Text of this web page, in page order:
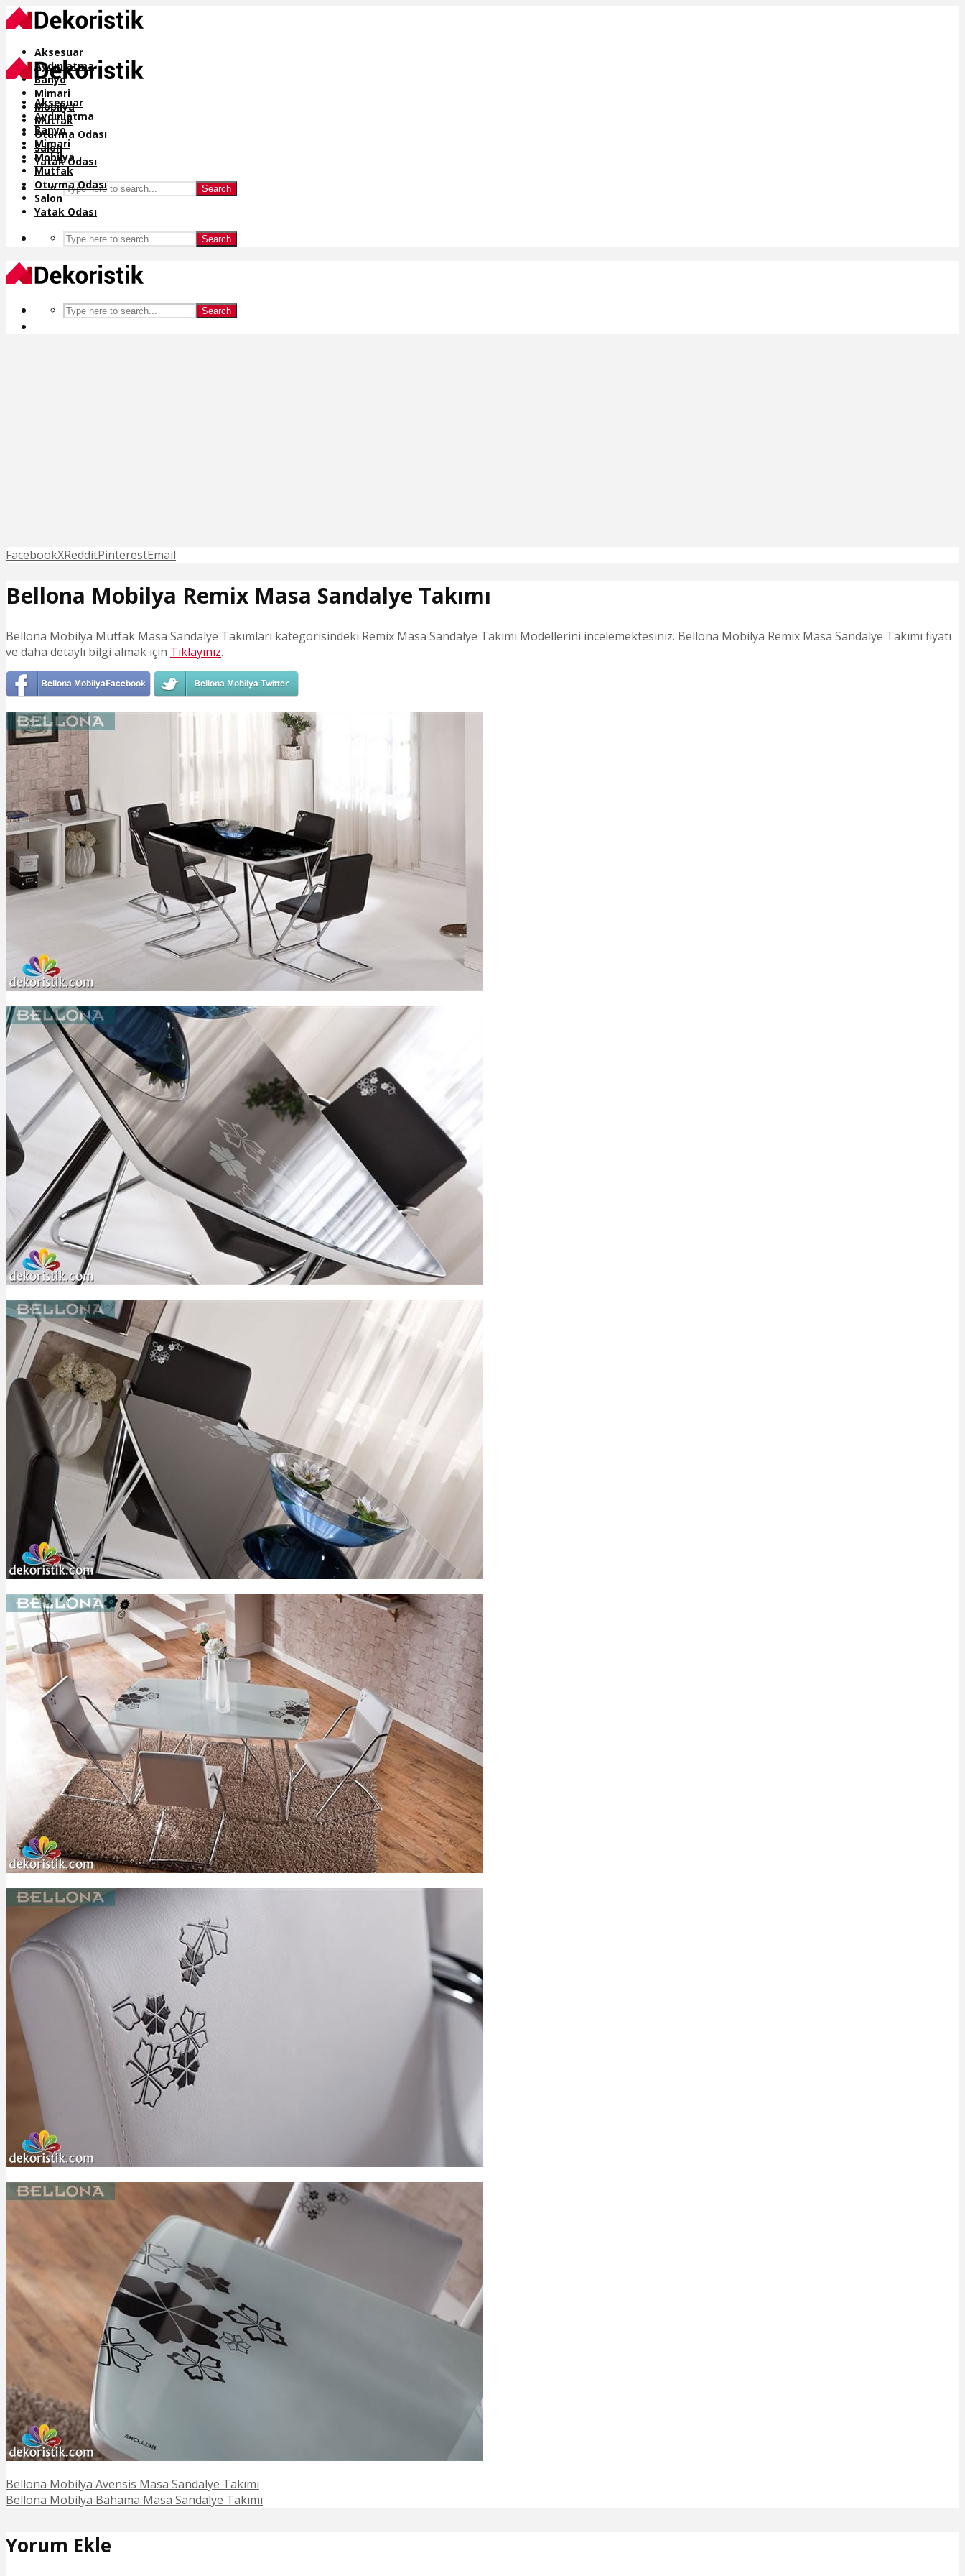
Aksesuar
Aydınlatma
Banyo
Mimari
Mobilya
Mutfak
Oturma Odası
Salon
Yatak Odası
Search
Aksesuar
Aydınlatma
Banyo
Mimari
Mobilya
Mutfak
Oturma Odası
Salon
Yatak Odası
Search
Search
FacebookXRedditPinterestEmail
Bellona Mobilya Remix Masa Sandalye Takımı
Bellona Mobilya Mutfak Masa Sandalye Takımları kategorisindeki Remix Masa Sandalye Takımı Modellerini incelemektesiniz. Bellona Mobilya Remix Masa Sandalye Takımı fiyatı
ve daha detaylı bilgi almak için Tıklayınız.
Bellona Mobilya Avensis Masa Sandalye Takımı
Bellona Mobilya Bahama Masa Sandalye Takımı
Yorum Ekle